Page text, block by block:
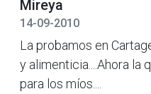
Mireya
14-09-2010
La probamos en
y alimenticia....Ahora la
para los míos....